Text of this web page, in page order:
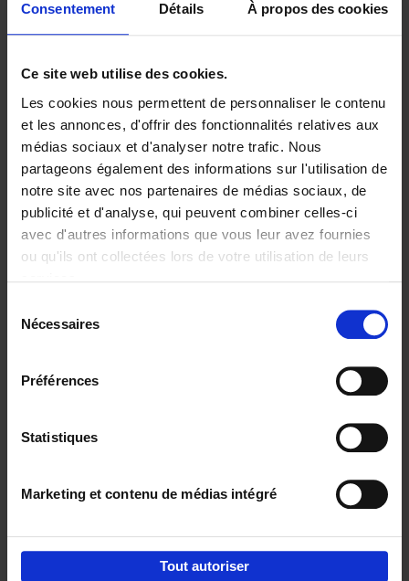
Consentement Détails À propos des cookies
Ce site web utilise des cookies.
Les cookies nous permettent de personnaliser le contenu
et les annonces, d'offrir des fonctionnalités relatives aux
médias sociaux et d'analyser notre trafic. Nous
partageons également des informations sur l'utilisation de
notre site avec nos partenaires de médias sociaux, de
publicité et d'analyse, qui peuvent combiner celles-ci
avec d'autres informations que vous leur avez fournies
ou qu'ils ont collectées lors de votre utilisation de leurs
Nécessaires
Préférences
Statistiques
Marketing et contenu de médias intégré
Tout autoriser
The Offer You Can't
Refuse
Steven Van Belleghem
Couverture souple
2020 256
€37,50
Building Bonds = Building